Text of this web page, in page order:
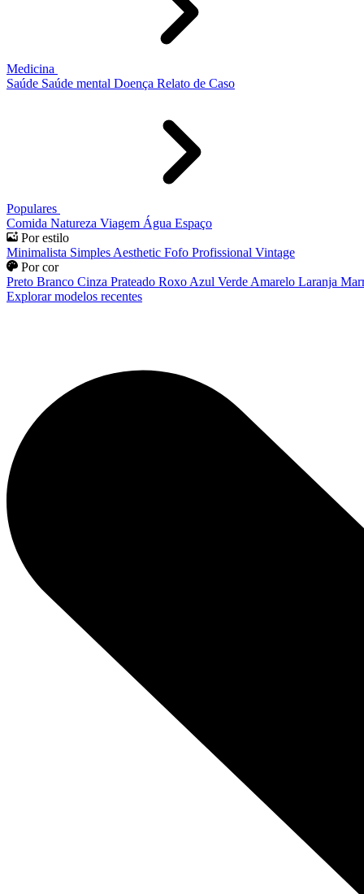
Medicina
Saúde Saúde mental Doença Relato de Caso
Populares
Comida Natureza Viagem Água Espaço
Por estilo
Minimalista Simples Aesthetic Fofo Profissional Vintage
Por cor
Preto Branco Cinza Prateado Roxo Azul Verde Amarelo Laranja
Explorar modelos recentes